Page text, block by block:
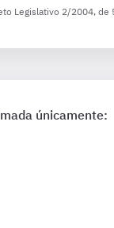
Legislativo 2/2004,
únicamente: